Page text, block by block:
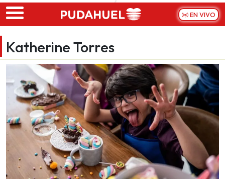
Skip to main content
EN VIVO
Katherine Torres